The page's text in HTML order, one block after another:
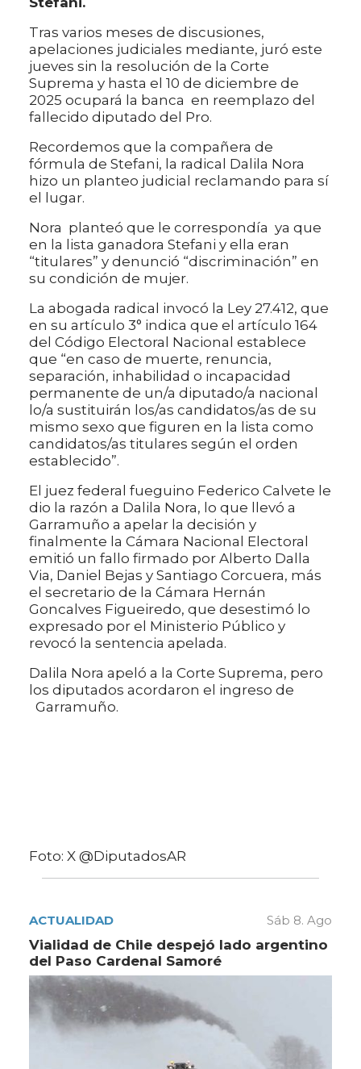
Tras varios meses de discusiones,
apelaciones judiciales mediante, juró este
jueves sin la resolución de la Corte
Suprema y hasta el 10 de diciembre de
2025 ocupará la banca en reemplazo del
fallecido diputado del Pro.
Recordemos que la compañera de
fórmula de Stefani, la radical Dalila Nora
hizo un planteo judicial reclamando para sí
el lugar.
Nora planteó que le correspondía ya que
en la lista ganadora Stefani y ella eran
“titulares” y denunció “discriminación” en
su condición de mujer.
La abogada radical invocó la Ley 27.412, que
en su artículo 3° indica que el artículo 164
del Código Electoral Nacional establece
que “en caso de muerte, renuncia,
separación, inhabilidad o incapacidad
permanente de un/a diputado/a nacional
lo/a sustituirán los/as candidatos/as de su
mismo sexo que figuren en la lista como
candidatos/as titulares según el orden
establecido”.
El juez federal fueguino Federico Calvete le
dio la razón a Dalila Nora, lo que llevó a
Garramuño a apelar la decisión y
finalmente la Cámara Nacional Electoral
emitió un fallo firmado por Alberto Dalla
Via, Daniel Bejas y Santiago Corcuera, más
el secretario de la Cámara Hernán
Goncalves Figueiredo, que desestimó lo
expresado por el Ministerio Público y
revocó la sentencia apelada.
Dalila Nora apeló a la Corte Suprema, pero
los diputados acordaron el ingreso de
Garramuño.
Foto: X @DiputadosAR
ACTUALIDAD Sáb 8. Ago
Vialidad de Chile despejó lado argentino
del Paso Cardenal Samoré